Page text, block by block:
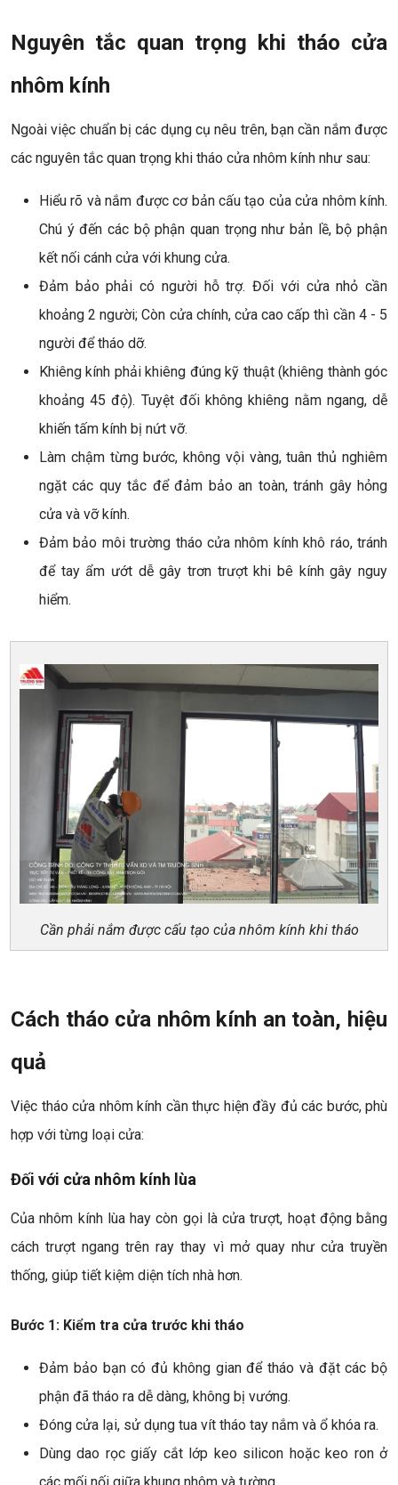
Nguyên tắc quan trọng khi tháo cửa
nhôm kính
Ngoài việc chuẩn bị các dụng cụ nêu trên, bạn cần nắm được
các nguyên tắc quan trọng khi tháo cửa nhôm kính như sau:
Hiểu rõ và nắm được cơ bản cấu tạo của cửa nhôm kính.
Chú ý đến các bộ phận quan trọng như bản lề, bộ phận
kết nối cánh cửa với khung cửa.
Đảm bảo phải có người hỗ trợ. Đối với cửa nhỏ cần
khoảng 2 người; Còn cửa chính, cửa cao cấp thì cần 4 - 5
người để tháo dỡ.
Khiêng kính phải khiêng đúng kỹ thuật (khiêng thành góc
khoảng 45 độ). Tuyệt đối không khiêng nằm ngang, dễ
khiến tấm kính bị nứt vỡ.
Làm chậm từng bước, không vội vàng, tuân thủ nghiêm
ngặt các quy tắc để đảm bảo an toàn, tránh gây hỏng
cửa và vỡ kính.
Đảm bảo môi trường tháo cửa nhôm kính khô ráo, tránh
để tay ẩm ướt dễ gây trơn trượt khi bê kính gây nguy
hiểm.
Cần phải nắm được cấu tạo của nhôm kính khi tháo
Cách tháo cửa nhôm kính an toàn, hiệu
quả
Việc tháo cửa nhôm kính cần thực hiện đầy đủ các bước, phù
hợp với từng loại cửa:
Đối với cửa nhôm kính lùa
Của nhôm kính lùa hay còn gọi là cửa trượt, hoạt động bằng
cách trượt ngang trên ray thay vì mở quay như cửa truyền
thống, giúp tiết kiệm diện tích nhà hơn.
Bước 1: Kiểm tra cửa trước khi tháo
Đảm bảo bạn có đủ không gian để tháo và đặt các bộ
phận đã tháo ra dễ dàng, không bị vướng.
Đóng cửa lại, sử dụng tua vít tháo tay nắm và ổ khóa ra.
Dùng dao rọc giấy cắt lớp keo silicon hoặc keo ron ở